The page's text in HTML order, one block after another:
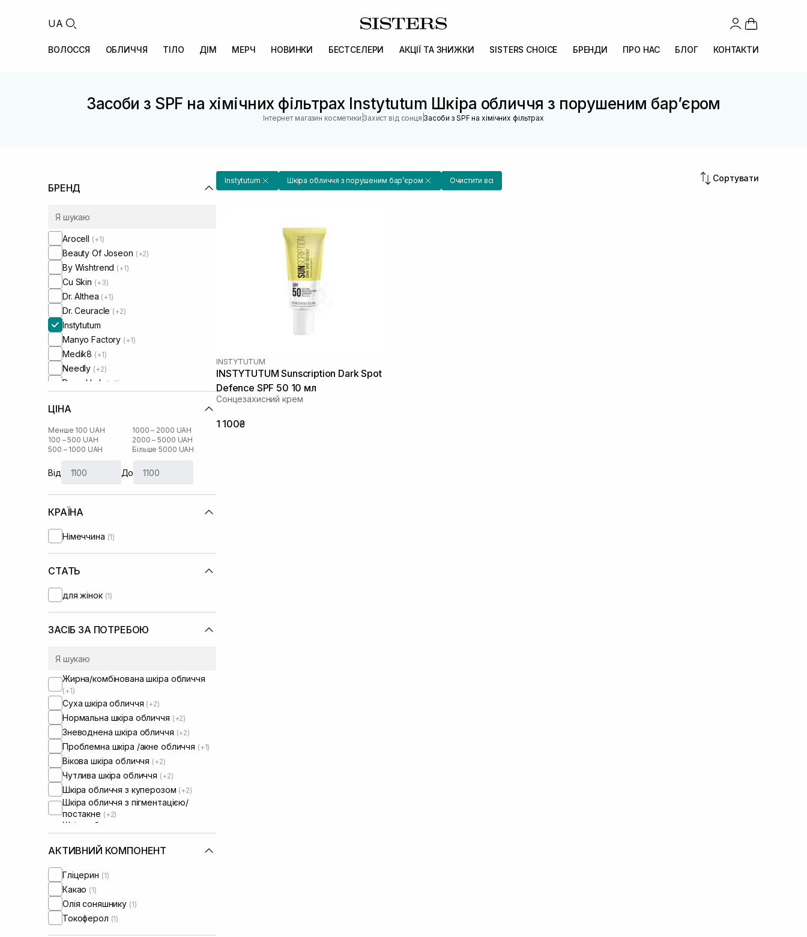
UA
ВОЛОССЯ ОБЛИЧЧЯ ТІЛО ДІМ МЕРЧ НОВИНКИ БЕСТСЕЛЕРИ АКЦІЇ ТА ЗНИЖКИ SISTERS CHOICE БРЕНДИ ПРО НАС БЛОГ КОНТАКТИ
Засоби з SPF на хімічних фільтрах Instytutum Шкіра обличчя з порушеним барʼєром
Інтернет магазин косметики |Захист від сонця |Засоби з SPF на хімічних фільтрах
БРЕНД
Arocell (+1)
Beauty Of Joseon (+2)
By Wishtrend (+1)
Cu Skin (+3)
Dr. Althea (+1)
Dr. Ceuracle (+2)
Instytutum
Manyo Factory (+1)
Medik8 (+1)
Needly (+2)
Round Lab (+2)
Transparent-Lab
WhoCares
ЦІНА
Менше 100 UAH
100 – 500 UAH
500 – 1000 UAH
1000 – 2000 UAH
2000 – 5000 UAH
Більше 5000 UAH
Від До
КРАЇНА
Німеччина (1)
СТАТЬ
для жінок (1)
ЗАСІБ ЗА ПОТРЕБОЮ
Жирна/комбінована шкіра обличчя
(+1)
Суха шкіра обличчя (+2)
Нормальна шкіра обличчя (+2)
Зневоднена шкіра обличчя (+2)
Проблемна шкіра /акне обличчя (+1)
Вікова шкіра обличчя (+2)
Чутлива шкіра обличчя (+2)
Шкіра обличчя з куперозом (+2)
Шкіра обличчя з пігментацією/
постакне (+2)
Шкіра обличчя з розширеними
порами
Шкіра обличчя з порушеним
Шкіра обличчя з порушеним
мікробіомом
АКТИВНИЙ КОМПОНЕНТ
Гліцерин (1)
Какао (1)
Олія соняшнику (1)
Токоферол (1)
Instytutum Шкіра обличчя з порушеним барʼєром Очистити всі Сортувати
INSTYTUTUM
INSTYTUTUM Sunscription Dark Spot
Defence SPF 50 10 мл
Сонцезахисний крем
1 100₴